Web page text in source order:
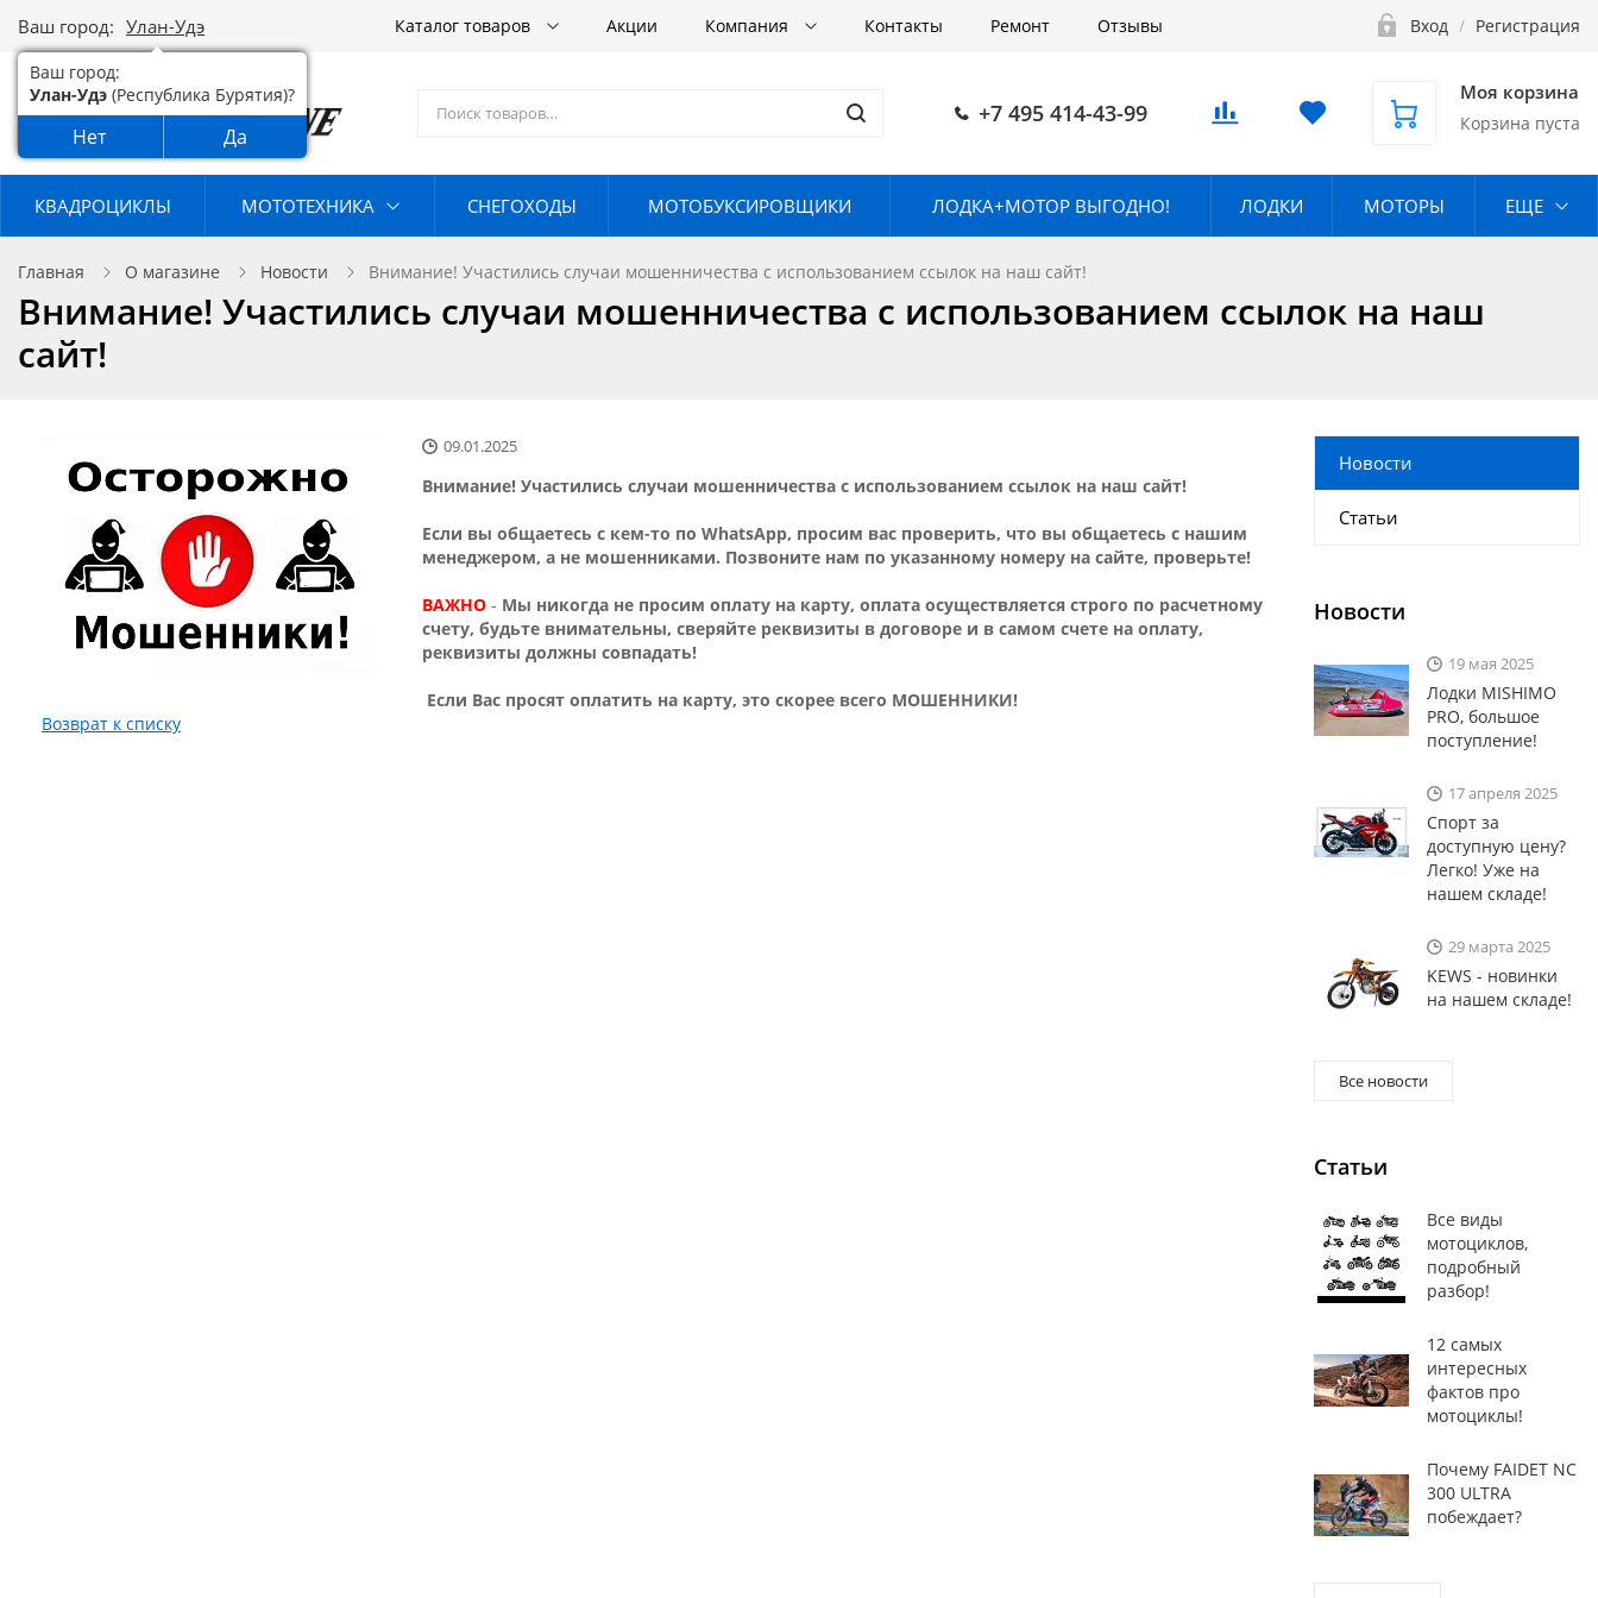
Ваш город: Улан-Удэ
Ваш город:
Улан-Удэ (Республика Бурятия)?
Нет Да
Каталог товаров Акции Компания Контакты Ремонт Отзывы Вход / Регистрация
+7 495 414-43-99
Моя корзина
Корзина пуста
КВАДРОЦИКЛЫ МОТОТЕХНИКА СНЕГОХОДЫ МОТОБУКСИРОВЩИКИ ЛОДКА+МОТОР ВЫГОДНО! ЛОДКИ МОТОРЫ ЕЩЕ
Главная О магазине Новости Внимание! Участились случаи мошенничества с использованием ссылок на наш сайт!
Внимание! Участились случаи мошенничества с использованием ссылок на наш
сайт!
09.01.2025
Внимание! Участились случаи мошенничества с использованием ссылок на наш сайт!
Если вы общаетесь с кем-то по WhatsApp, просим вас проверить, что вы общаетесь с нашим
менеджером, а не мошенниками. Позвоните нам по указанному номеру на сайте, проверьте!
ВАЖНО - Мы никогда не просим оплату на карту, оплата осуществляется строго по расчетному
счету, будьте внимательны, сверяйте реквизиты в договоре и в самом счете на оплату,
реквизиты должны совпадать!
Если Вас просят оплатить на карту, это скорее всего МОШЕННИКИ!
Возврат к списку
Новости
Статьи
Новости
19 мая 2025
Лодки MISHIMO
PRO, большое
поступление!
17 апреля 2025
Спорт за
доступную цену?
Легко! Уже на
нашем складе!
29 марта 2025
KEWS - новинки
на нашем складе!
Все новости
Статьи
Все виды
мотоциклов,
подробный
разбор!
12 самых
интересных
фактов про
мотоциклы!
Почему FAIDET NC
300 ULTRA
побеждает?